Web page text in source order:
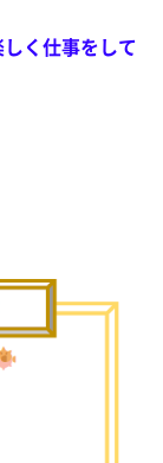
く仕事をして